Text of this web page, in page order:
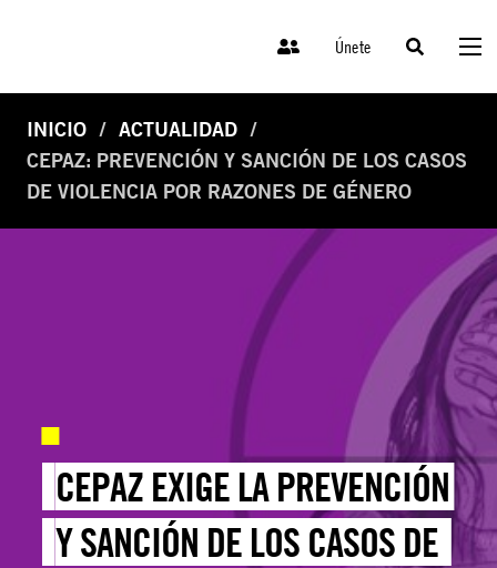
Únete
INICIO
ACTUALIDAD
CEPAZ: PREVENCIÓN Y SANCIÓN DE LOS CASOS
DE VIOLENCIA POR RAZONES DE GÉNERO
CEPAZ EXIGE LA PREVENCIÓN
Y SANCIÓN DE LOS CASOS DE